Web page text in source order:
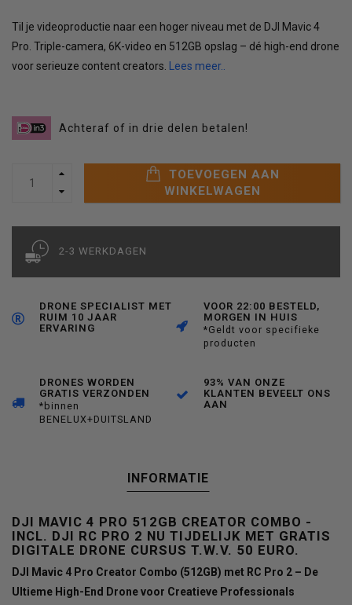
Til je videoproductie naar een hoger niveau met de DJI Mavic 4
Pro. Triple-camera, 6K-video en 512GB opslag – dé high-end drone
voor serieuze content creators. Lees meer..
Achteraf of in drie delen betalen!
TOEVOEGEN AAN
WINKELWAGEN
2-3 WERKDAGEN
DRONE SPECIALIST MET
RUIM 10 JAAR
ERVARING
VOOR 22:00 BESTELD,
MORGEN IN HUIS
*Geldt voor specifieke
producten
DRONES WORDEN
GRATIS VERZONDEN
*binnen
BENELUX+DUITSLAND
93% VAN ONZE
KLANTEN BEVEELT ONS
AAN
INFORMATIE
DJI MAVIC 4 PRO 512GB CREATOR COMBO -
INCL. DJI RC PRO 2 NU TIJDELIJK MET GRATIS
DIGITALE DRONE CURSUS T.W.V. 50 EURO.
DJI Mavic 4 Pro Creator Combo (512GB) met RC Pro 2 – De
Ultieme High-End Drone voor Creatieve Professionals